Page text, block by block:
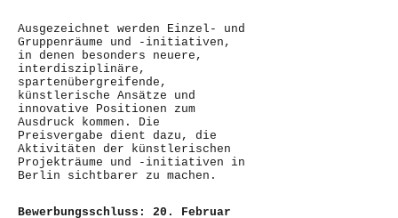
Ausgezeichnet werden Einzel- und
Gruppenräume und -initiativen,
in denen besonders neuere,
interdisziplinäre,
spartenübergreifende,
künstlerische Ansätze und
innovative Positionen zum
Ausdruck kommen. Die
Preisvergabe dient dazu, die
Aktivitäten der künstlerischen
Projekträume und -initiativen in
Berlin sichtbarer zu machen.
Bewerbungsschluss: 20. Februar